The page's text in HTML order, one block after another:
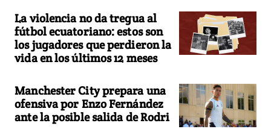
La violencia no da tregua al
fútbol ecuatoriano: estos son
los jugadores que perdieron la
vida en los últimos 12 meses
Manchester City prepara una
ofensiva por Enzo Fernández
ante la posible salida de Rodri